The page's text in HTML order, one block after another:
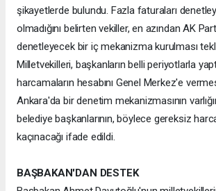
şikayetlerde bulundu. Fazla faturaları
olmadığını belirten vekiller, en azından AK
denetleyecek bir iç mekanizma kurulması
Milletvekilleri, başkanların belli periyotlarla
harcamaların hesabını Genel Merkez'e
Ankara'da bir denetim mekanizmasının
belediye başkanlarının, böylece gereksiz
kaçınacağı ifade edildi.
BAŞBAKAN'DAN DESTEK